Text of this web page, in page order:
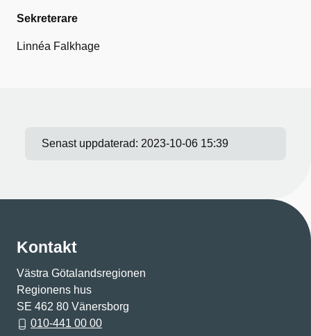
Sekreterare
Linnéa Falkhage
Senast uppdaterad: 2023-10-06 15:39
Kontakt
Västra Götalandsregionen
Regionens hus
SE 462 80 Vänersborg
010-441 00 00